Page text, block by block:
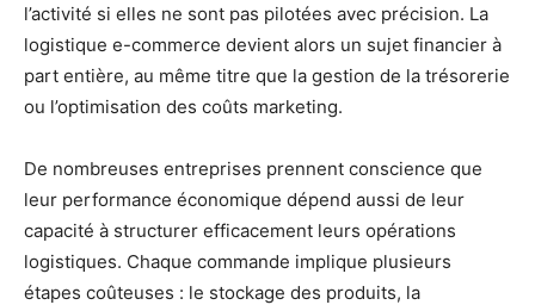
l’activité si elles ne sont pas pilotées avec précision. La
logistique e-commerce devient alors un sujet financier à
part entière, au même titre que la gestion de la trésorerie
ou l’optimisation des coûts marketing.
De nombreuses entreprises prennent conscience que
leur performance économique dépend aussi de leur
capacité à structurer efficacement leurs opérations
logistiques. Chaque commande implique plusieurs
étapes coûteuses : le stockage des produits, la